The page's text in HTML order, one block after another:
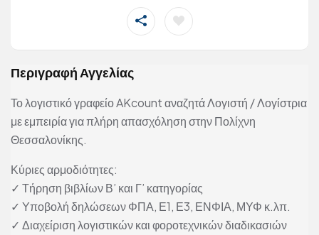
Περιγραφή Αγγελίας
Το λογιστικό γραφείο AKcount αναζητά Λογιστή / Λογίστρια
με εμπειρία για πλήρη απασχόληση στην Πολίχνη
Θεσσαλονίκης.
Κύριες αρμοδιότητες:
✓ Τήρηση βιβλίων Β’ και Γ’ κατηγορίας
✓ Υποβολή δηλώσεων ΦΠΑ, Ε1, Ε3, ΕΝΦΙΑ, ΜΥΦ κ.λπ.
✓ Διαχείριση λογιστικών και φοροτεχνικών διαδικασιών